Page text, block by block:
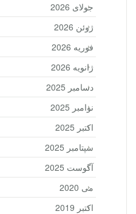
جولای 2026
ژوئن 2026
فوریه 2026
ژانویه 2026
دسامبر 2025
نوامبر 2025
اکتبر 2025
سپتامبر 2025
آگوست 2025
می 2020
اکتبر 2019